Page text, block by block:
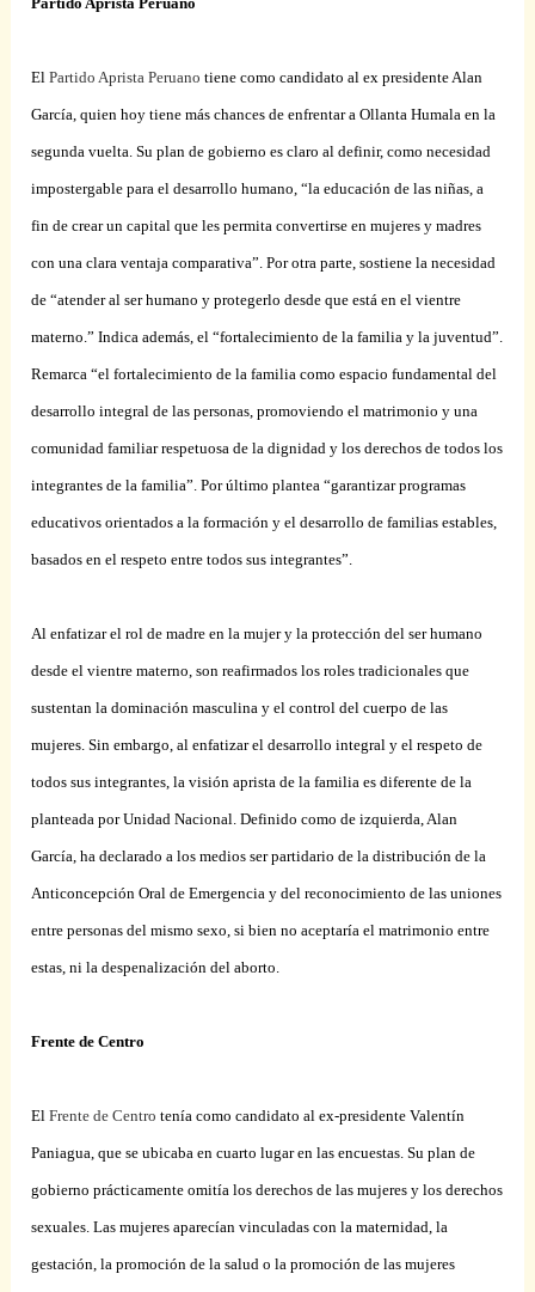
ElPartido Aprista Peruano tiene como candidato al ex presidente Alan
García, quien hoy tiene más chances de enfrentar a Ollanta Humala en la
segunda vuelta. Su plan de gobierno es claro al definir, como necesidad
impostergable para el desarrollo humano, “la educación de las niñas, a
fin de crear un capital que les permita convertirse en mujeres y madres
con una clara ventaja comparativa”. Por otra parte, sostiene la necesidad
de “atender al ser humano y protegerlo desde que está en el vientre
materno.” Indica además, el “fortalecimiento de la familia y la juventud”.
Remarca “el fortalecimiento de la familia como espacio fundamental del
desarrollo integral de las personas, promoviendo el matrimonio y una
comunidad familiar respetuosa de la dignidad y los derechos de todos los
integrantes de la familia”. Por último plantea “garantizar programas
educativos orientados a la formación y el desarrollo de familias estables,
basados en el respeto entre todos sus integrantes”.
Al enfatizar el rol de madre en la mujer y la protección del ser humano
desde el vientre materno, son reafirmados los roles tradicionales que
sustentan la dominación masculina y el control del cuerpo de las
mujeres. Sin embargo, al enfatizar el desarrollo integral y el respeto de
todos sus integrantes, la visión aprista de la familia es diferente de la
planteada por Unidad Nacional. Definido como de izquierda, Alan
García, ha declarado a los medios ser partidario de la distribución de la
Anticoncepción Oral de Emergencia y del reconocimiento de las uniones
entre personas del mismo sexo, si bien no aceptaría el matrimonio entre
estas, ni la despenalización del aborto.
Frente de Centro
ElFrente de Centro tenía como candidato al ex-presidente Valentín
Paniagua, que se ubicaba en cuarto lugar en las encuestas. Su plan de
gobierno prácticamente omitía los derechos de las mujeres y los derechos
sexuales. Las mujeres aparecían vinculadas con la maternidad, la
gestación, la promoción de la salud o la promoción de las mujeres